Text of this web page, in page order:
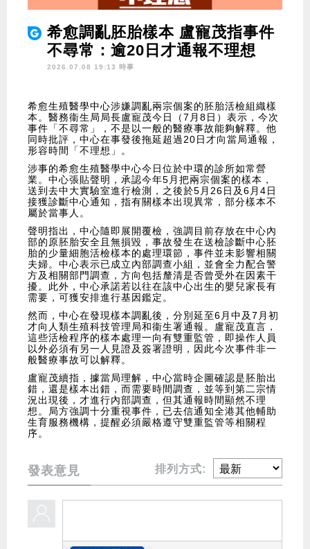
希愈調亂胚胎樣本 盧寵茂指事件
不尋常：逾20日才通報不理想
2026.07.08 19:13 時事
希愈生殖醫學中心涉嫌調亂兩宗個案的胚胎活檢組織樣
本。醫務衞生局局長盧寵茂今日（7月8日）表示，今次
事件「不尋常」，不是以一般的醫療事故能夠解釋。他
同時批評，中心在事發後拖延超過20日才向當局通報，
形容時間「不理想」。
涉事的希愈生殖醫學中心今日位於中環的診所如常營
業。中心張貼聲明，承認今年5月把兩宗個案的樣本，
送到去中大實驗室進行檢測，之後於5月26日及6月4日
接獲診斷中心通知，指有關樣本出現異常，部分樣本不
屬於當事人。
聲明指出，中心隨即展開覆檢，強調目前存放在中心內
部的原胚胎安全且無損毀，事故發生在送檢診斷中心胚
胎的少量細胞活檢樣本的處理環節，事件並未影響相關
夫婦。中心表示已成立內部調查小組，並會全力配合警
方及相關部門調查，方向包括釐清是否曾受外在因素干
擾。此外，中心承諾若以往在該中心出生的嬰兒家長有
需要，可獲安排進行基因鑑定。
然而，中心在發現樣本調亂後，分別延至6月中及7月初
才向人類生殖科技管理局和衞生署通報。盧寵茂直言，
這些活檢程序的樣本處理一向有雙重監管，即操作人員
以外必須有另一人見證及簽署證明，因此今次事件非一
般醫療事故可以解釋。
盧寵茂續指，據當局理解，中心當時企圖確認是胚胎出
錯，還是樣本出錯，而需要時間調查，並等到第二宗情
況出現後，才進行內部調查，但其通報時間顯然不理
想。局方強調十分重視事件，已去信通知全港其他輔助
生育服務機構，提醒必須嚴格遵守雙重監管等相關程
序。
發表意見 排列方式: